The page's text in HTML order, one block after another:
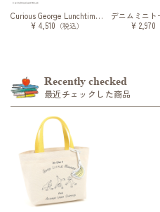
Curious George Lunchtime クラフトバッグ
¥ 4,510 （税込）
¥ 2,970
Recently checked
最近チェックした商品